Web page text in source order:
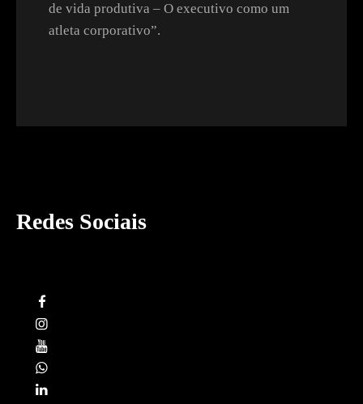
de vida produtiva – O executivo como um
atleta corporativo”.
Redes Sociais